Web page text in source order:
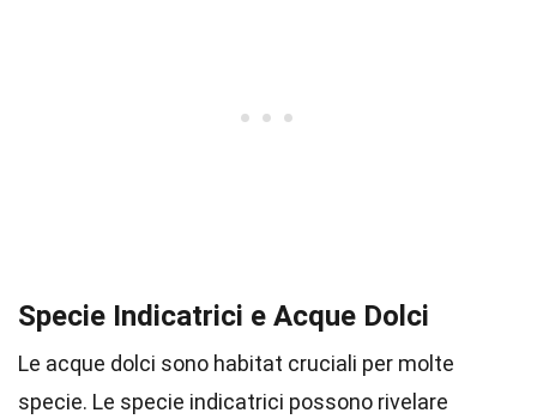
Specie Indicatrici e Acque Dolci
Le acque dolci sono habitat cruciali per molte
specie. Le specie indicatrici possono rivelare